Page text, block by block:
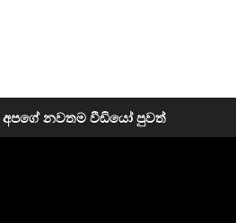
අපගේ නවතම වීඩියෝ පුවත්